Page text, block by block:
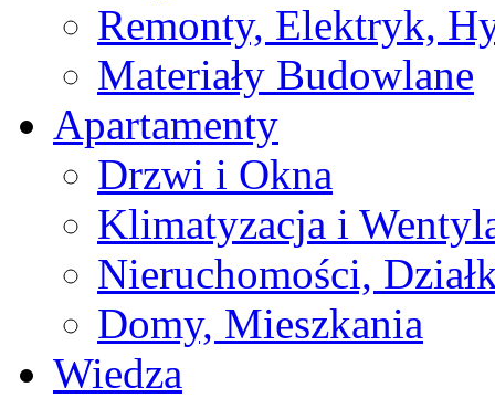
Remonty, Elektryk,
Materiały Budowlane
Apartamenty
Drzwi i Okna
Klimatyzacja i
Nieruchomości,
Domy, Mieszkania
Wiedza